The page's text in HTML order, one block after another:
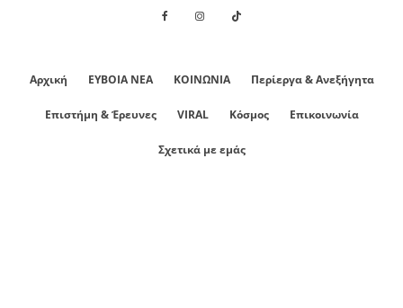
Αρχική ΕΥΒΟΙΑ ΝΕΑ ΚΟΙΝΩΝΙΑ Περίεργα & Ανεξήγητα
Επιστήμη & Έρευνες VIRAL Κόσμος Επικοινωνία
Σχετικά με εμάς